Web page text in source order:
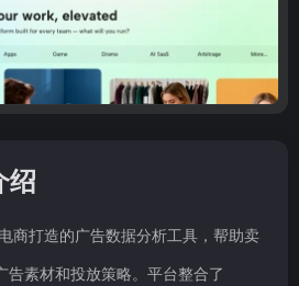
绍
商打造的广告数据分析工具，帮助卖
告素材和投放策略。平台整合了